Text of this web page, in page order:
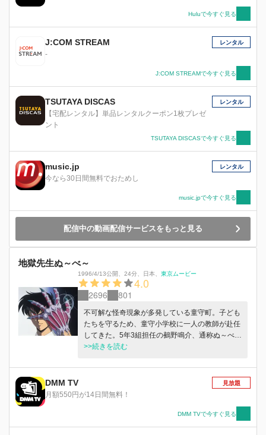
Huluで今すぐ見る
J:COM STREAM
-
レンタル
J:COM STREAMで今すぐ見る
TSUTAYA DISCAS
【宅配レンタル】単品レンタルクーポン1枚プレゼ
ント
レンタル
TSUTAYA DISCASで今すぐ見る
music.jp
今なら30日間無料でおためし
レンタル
music.jpで今すぐ見る
配信中の動画配信サービスをもっと見る
地獄先生ぬ～べ～
1996/4/13公開 24分 日本 東京ムービー
4.0
2696 801
不可解な怪奇現象が多発している童守町。子ども
たちを守るため、童守小学校に一人の教師が赴任
してきた。5年3組担任の鵺野鳴介、通称ぬ～べ
～。 普段は優しく、ちょっと抜けている彼に
つの顔があった。その左手には鬼が宿るという噂
も…！？ 生徒たちを襲う学園七不思議、妖怪や
悪霊に、地獄からきた正義の使者が立ち向かう！
>>続きを読む
DMM TV
月額550円が14日間無料！
見放題
DMM TVで今すぐ見る